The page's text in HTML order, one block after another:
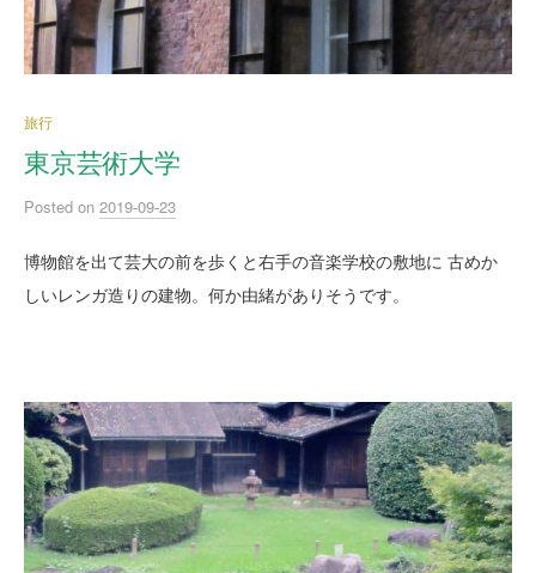
旅行
東京芸術大学
Posted on 2019-09-23
博物館を出て芸大の前を歩くと右手の音楽学校の敷地に 古めか
しいレンガ造りの建物。何か由緒がありそうです。